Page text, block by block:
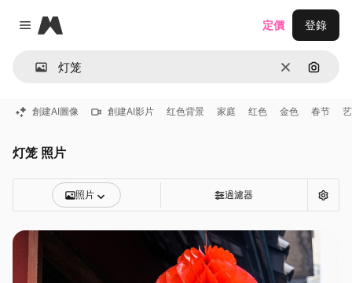
Close menu
Magnific
清除 通過圖
定價 登錄
創建AI圖像 創建AI影片 红色背景 家庭 红色 金色 春节
灯笼 照片
照片 過濾器